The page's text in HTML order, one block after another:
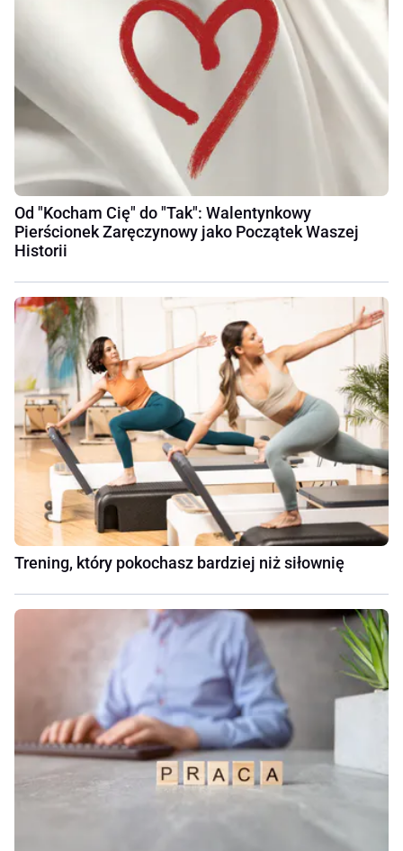
Od "Kocham Cię" do "Tak": Walentynkowy
Pierścionek Zaręczynowy jako Początek Waszej
Historii
Trening, który pokochasz bardziej niż siłownię